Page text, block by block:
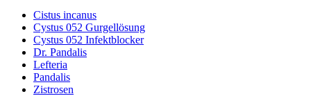
Cistus incanus
Cystus 052 Gurgellösung
Cystus 052 Infektblocker
Dr. Pandalis
Lefteria
Pandalis
Zistrosen